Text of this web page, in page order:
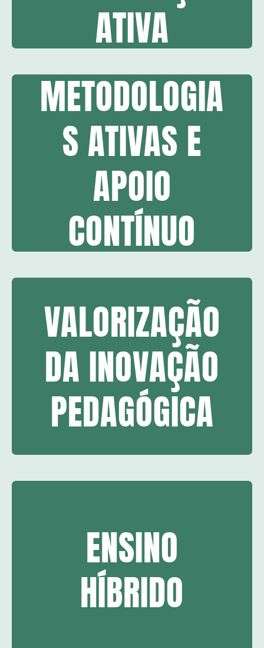
ATIVA
METODOLOGIA
S ATIVAS E
APOIO
CONTÍNUO
VALORIZAÇÃO
DA INOVAÇÃO
PEDAGÓGICA
ENSINO
HÍBRIDO